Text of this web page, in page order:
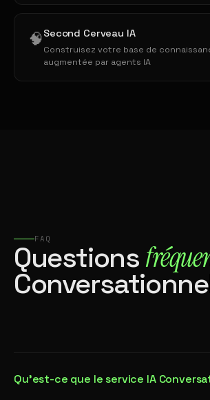
🧠Second Cerveau IA
Construisez votre base de
augmentée par agents IA
FAQ
Questions
Qu'est-ce que le service IA